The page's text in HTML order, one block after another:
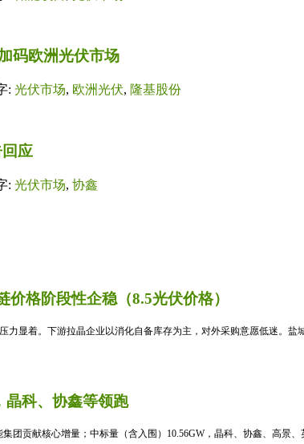
码欧洲光伏市场
: 光伏市场, 欧洲光伏, 隆基股份
应
: 光伏市场, 协鑫
格阶段性企稳（8.5光伏价格）
力显着。下游拉晶企业以消化自备库存为主，对外采购意愿低迷。
晶科、协鑫等领跑
团贡献核心增量；中标量（含入围）10.56GW，晶科、协鑫、高景